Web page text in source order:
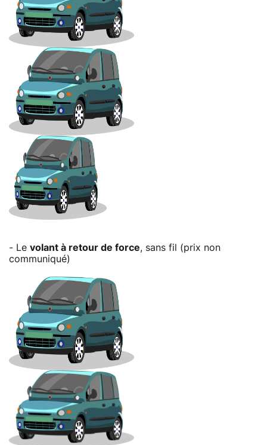
- Le volant à retour de force, sans fil (prix non
communiqué)